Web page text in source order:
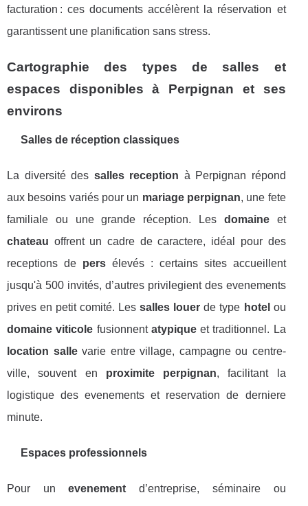
facturation : ces documents accélèrent la réservation et
garantissent une planification sans stress.
Cartographie des types de salles et
espaces disponibles à Perpignan et ses
environs
Salles de réception classiques
La diversité des salles reception à Perpignan répond
aux besoins variés pour un mariage perpignan, une fete
familiale ou une grande réception. Les domaineet
chateau offrent un cadre de caractere, idéal pour des
receptions de persélevés : certains sites accueillent
jusqu'à 500 invités, d’autres privilegient des evenements
prives en petit comité. Lessalles louer de type hotel ou
domaine viticole fusionnent atypiqueet traditionnel. La
location sallevarie entre village, campagne ou centre-
ville, souvent en proximite perpignan, facilitant la
logistique des evenements et reservation de derniere
minute.
Espaces professionnels
Pour unevenement d’entreprise, séminaire ou